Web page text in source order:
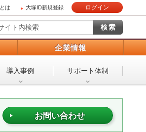
は 大塚ID新規登録 ログイン
企業情報
導入事例 サポート体制
お問い合わせ